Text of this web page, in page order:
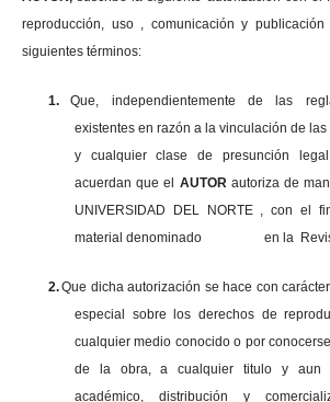
reproducción, uso , comunicación y
siguientes términos:
1.
Que, independientemente de las
existentes en razón a la vinculación de
y cualquier clase de presunción
acuerdan que el AUTOR autoriza de
UNIVERSIDAD DEL NORTE , con el
material denominado en la
2.Que dicha autorización se hace con
especial sobre los derechos de
cualquier medio conocido o por
de la obra, a cualquier titulo y aun
académico, distribución y